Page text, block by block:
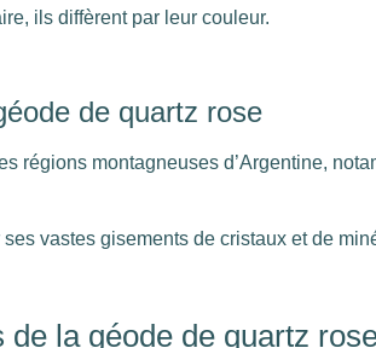
ils diffèrent par leur couleur.
de quartz rose
régions montagneuses d’Argentine,
ses vastes gisements de cristaux et de
la géode de quartz